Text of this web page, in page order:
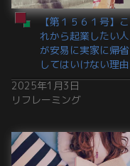
【第１５６１号】こ
れから起業したい人
が安易に実家に帰省
してはいけない理由
2025年1月3日
リフレーミング